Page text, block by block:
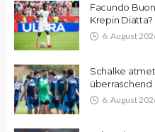
Facundo
Krepin Diatta?
6. August
Schalke
überraschend
6. August